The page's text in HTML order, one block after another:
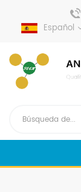
enviar
Español